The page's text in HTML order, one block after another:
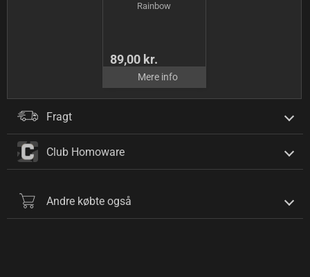
Rainbow
89,00 kr.
Mere info
Fragt
Club Homoware
Andre købte også